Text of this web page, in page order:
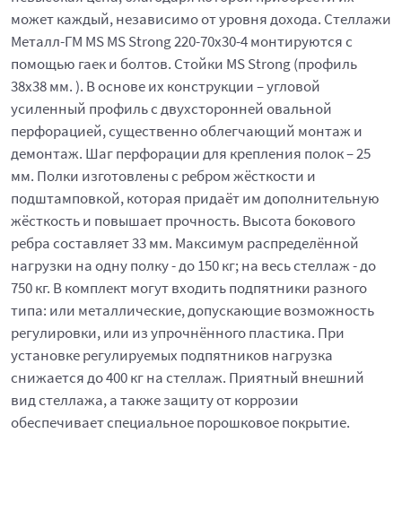
может каждый, независимо от уровня дохода. Стеллажи
Металл-ГМ MS MS Strong 220-70x30-4 монтируются с
помощью гаек и болтов. Стойки MS Strong (профиль
38x38 мм. ). В основе их конструкции – угловой
усиленный профиль с двухсторонней овальной
перфорацией, существенно облегчающий монтаж и
демонтаж. Шаг перфорации для крепления полок – 25
мм. Полки изготовлены с ребром жёсткости и
подштамповкой, которая придаёт им дополнительную
жёсткость и повышает прочность. Высота бокового
ребра составляет 33 мм. Максимум распределённой
нагрузки на одну полку - до 150 кг; на весь стеллаж - до
750 кг. В комплект могут входить подпятники разного
типа: или металлические, допускающие возможность
регулировки, или из упрочнённого пластика. При
установке регулируемых подпятников нагрузка
снижается до 400 кг на стеллаж. Приятный внешний
вид стеллажа, а также защиту от коррозии
обеспечивает специальное порошковое покрытие.